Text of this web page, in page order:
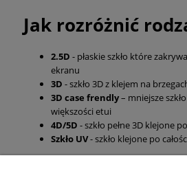
Jak rozróżnić
2.5D - płaskie szkło które
ekranu
3D - szkło 3D z klejem na
3D case frendly– mniejsze
większości etui
4D/5D - szkło pełne 3D klejone
Szkło UV- szkło klejone po